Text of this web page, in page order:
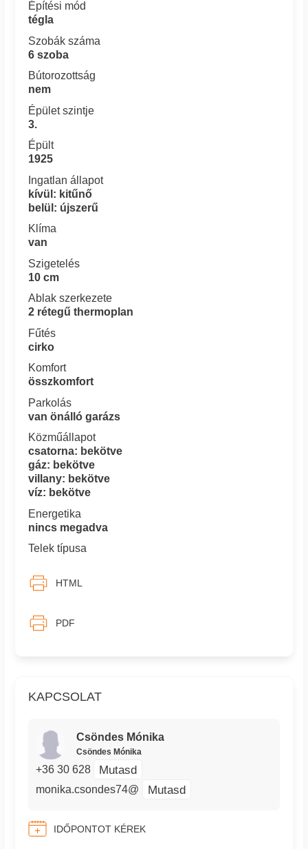
KAPCSOLAT
Csöndes Mónika
Csöndes Mónika
+36 30 628 Mutasd
monika.csondes74@ Mutasd
IDŐPONTOT KÉREK
Építési mód
tégla
Szobák száma
6 szoba
Bútorozottság
nem
Épület szintje
3.
Épült
1925
Ingatlan állapot
kívül: kitűnő
belül: újszerű
Klíma
van
Szigetelés
10 cm
Ablak szerkezete
2 rétegű thermoplan
Fűtés
cirko
Komfort
összkomfort
Parkolás
van önálló garázs
Közműállapot
csatorna: bekötve
gáz: bekötve
villany: bekötve
víz: bekötve
Energetika
nincs megadva
Telek típusa
HTML
PDF